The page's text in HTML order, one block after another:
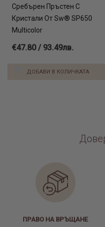
Сребърен Пръстен С
Кристали От Sw® SP650
Multicolor
€47.80 / 93.49лв.
ДОБАВИ В КОЛИЧКАТА
ПРАВО НА ВРЪЩАНЕ